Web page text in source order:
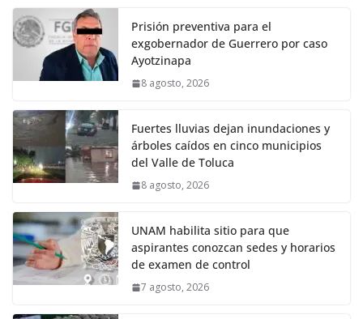
Prisión preventiva para el
exgobernador de Guerrero por caso
Ayotzinapa
8 agosto, 2026
Fuertes lluvias dejan inundaciones y
árboles caídos en cinco municipios
del Valle de Toluca
8 agosto, 2026
UNAM habilita sitio para que
aspirantes conozcan sedes y horarios
de examen de control
7 agosto, 2026